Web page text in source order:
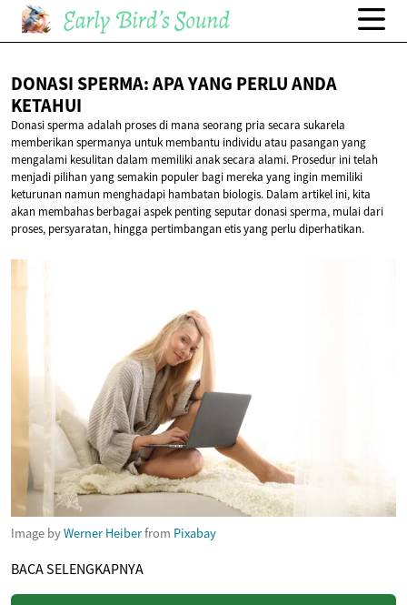
DONASI SPERMA: APA YANG PERLUANDA
KETAHUI
Donasi sperma adalah proses di mana seorang pria secara sukarela
memberikan spermanya untuk membantu individu atau pasangan yang
mengalami kesulitan dalam memiliki anak secara alami. Prosedur ini telah
menjadi pilihan yang semakin populer bagi mereka yang ingin memiliki
keturunan namun menghadapi hambatan biologis. Dalam artikel ini, kita
akan membahas berbagai aspek penting seputar donasi sperma, mulai dari
proses, persyaratan, hingga pertimbangan etis yang perlu diperhatikan.
Image byWerner Heiberfrom Pixabay
BACA SELENGKAPNYA